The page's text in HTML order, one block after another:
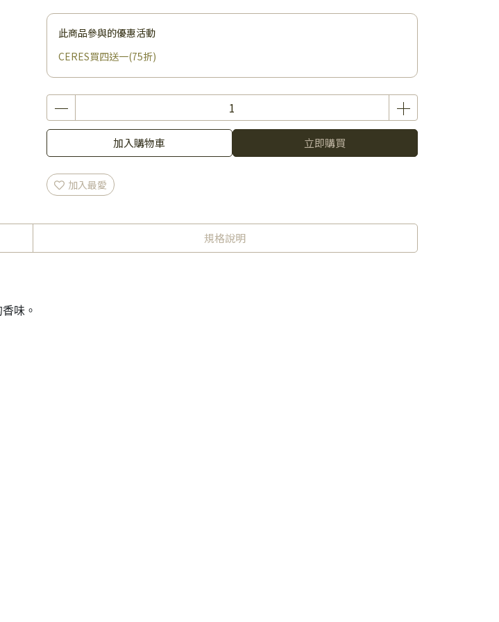
此商品參與的優惠活動
CERES買四送一(75折)
加入購物車 立即購買
加入最愛
規格說明
味。